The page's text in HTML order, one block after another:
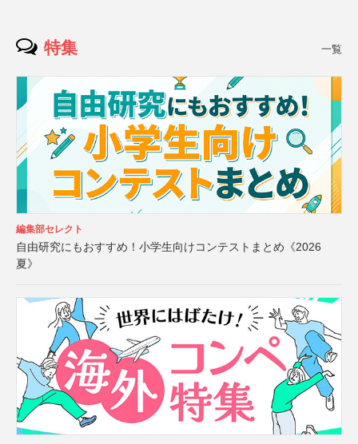
特集 一覧
編集部セレクト
自由研究にもおすすめ！小学生向けコンテストまとめ《2026
夏》